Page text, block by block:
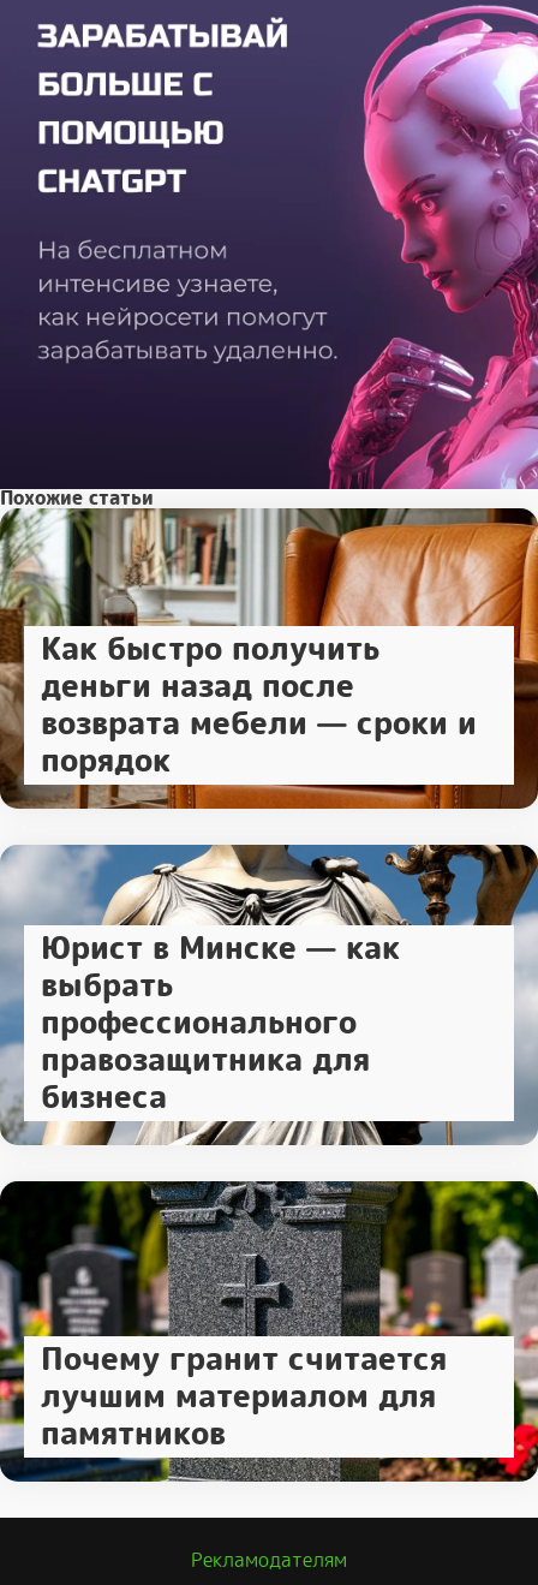
Похожие статьи
Как быстро получить
деньги назад после
возврата мебели — сроки и
порядок
Юрист в Минске — как
выбрать
профессионального
правозащитника для
бизнеса
Почему гранит считается
лучшим материалом для
памятников
Рекламодателям